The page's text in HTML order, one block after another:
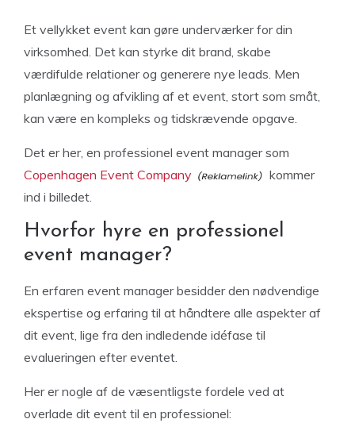
Et vellykket event kan gøre underværker for din
virksomhed. Det kan styrke dit brand, skabe
værdifulde relationer og generere nye leads. Men
planlægning og afvikling af et event, stort som småt,
kan være en kompleks og tidskrævende opgave.
Det er her, en professionel event manager som
Copenhagen Event Company
kommer
ind i billedet.
Hvorfor hyre en professionel
event manager?
En erfaren event manager besidder den nødvendige
ekspertise og erfaring til at håndtere alle aspekter af
dit event, lige fra den indledende idéfase til
evalueringen efter eventet.
Her er nogle af de væsentligste fordele ved at
overlade dit event til en professionel: